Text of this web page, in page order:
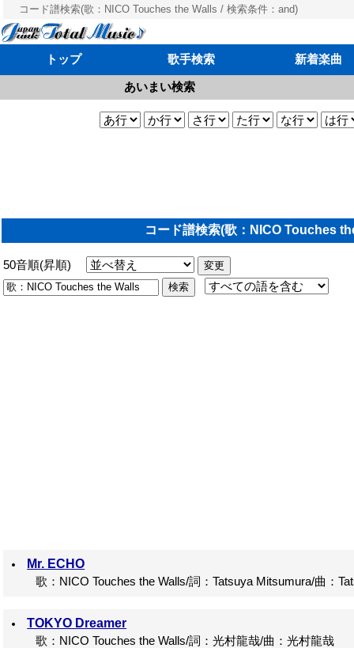
コード譜検索(歌：NICO Touches the Walls / 検索条件：and)
トップ 歌手検索 新着楽曲
あいまい検索
コード譜検索(歌：NICO Touches
50音順(昇順)
Mr. ECHO
歌：NICO Touches the Walls/詞：Tatsuya Mitsumura/曲：
TOKYO Dreamer
歌：NICO Touches the Walls/詞：光村龍哉/曲：光村龍哉